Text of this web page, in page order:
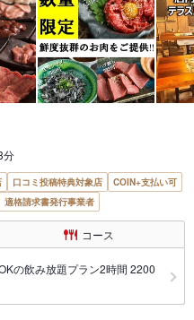
分
口コミ投稿特典対象店
COIN+支払い可
適格請求書発行事業者
コース
の飲み放題プラン2時間 2200